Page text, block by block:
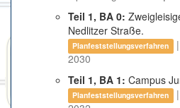
Teil 1, BA 0:
Nedlitzer Straße.
Planfeststellungsverfahren
2030
Teil 1, BA 1: Campus
Planfeststellungsverfahren